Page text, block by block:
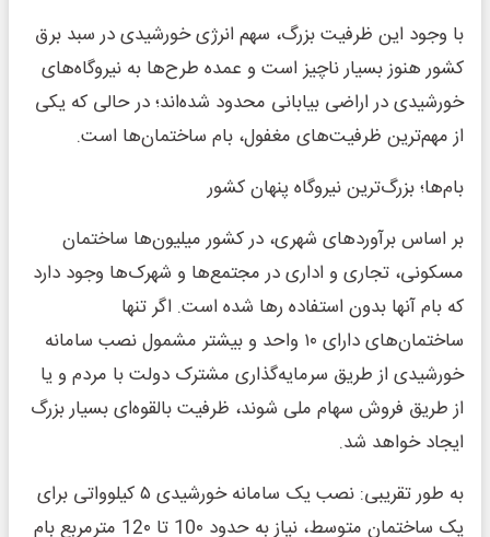
با وجود این ظرفیت بزرگ، سهم انرژی خورشیدی در سبد برق
کشور هنوز بسیار ناچیز است و عمده طرح‌ها به نیروگاه‌های
خورشیدی در اراضی بیابانی محدود شده‌اند؛ در حالی که یکی
از مهم‌ترین ظرفیت‌های مغفول، بام ساختمان‌ها است.
بام‌ها؛ بزرگ‌ترین نیروگاه پنهان کشور
بر اساس برآوردهای شهری، در کشور میلیون‌ها ساختمان
مسکونی، تجاری و اداری در مجتمع‌ها و شهرک‌ها وجود دارد
که بام آنها بدون استفاده رها شده است. اگر تنها
ساختمان‌های دارای ۱۰ واحد و بیشتر مشمول نصب سامانه
خورشیدی از طریق سرمایه‌گذاری مشترک دولت با مردم و یا
از طریق فروش سهام ملی شوند، ظرفیت بالقوه‌ای بسیار بزرگ
ایجاد خواهد شد.
به طور تقریبی: نصب یک سامانه خورشیدی ۵ کیلوواتی برای
یک ساختمان متوسط، نیاز به حدود 10۰ تا 12۰ مترمربع بام